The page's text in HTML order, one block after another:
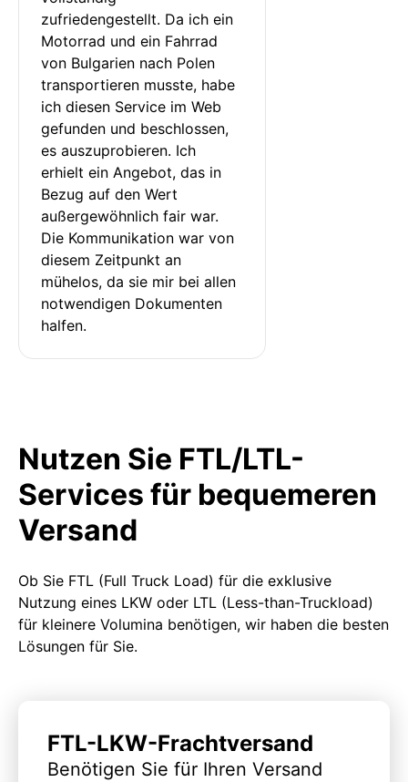
zufriedengestellt. Da ich ein
Motorrad und ein Fahrrad
von Bulgarien nach Polen
transportieren musste, habe
ich diesen Service im Web
gefunden und beschlossen,
es auszuprobieren. Ich
erhielt ein Angebot, das in
Bezug auf den Wert
außergewöhnlich fair war.
Die Kommunikation war von
diesem Zeitpunkt an
mühelos, da sie mir bei allen
notwendigen Dokumenten
halfen.
Nutzen Sie FTL/LTL-
Services für bequemeren
Versand
Ob Sie FTL (Full Truck Load) für die exklusive
Nutzung eines LKW oder LTL (Less-than-Truckload)
für kleinere Volumina benötigen, wir haben die besten
Lösungen für Sie.
FTL-LKW-Frachtversand
Benötigen Sie für Ihren Versand